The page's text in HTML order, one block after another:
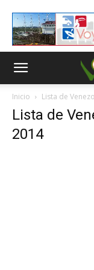
Inicio Lista de
Lista de
2014